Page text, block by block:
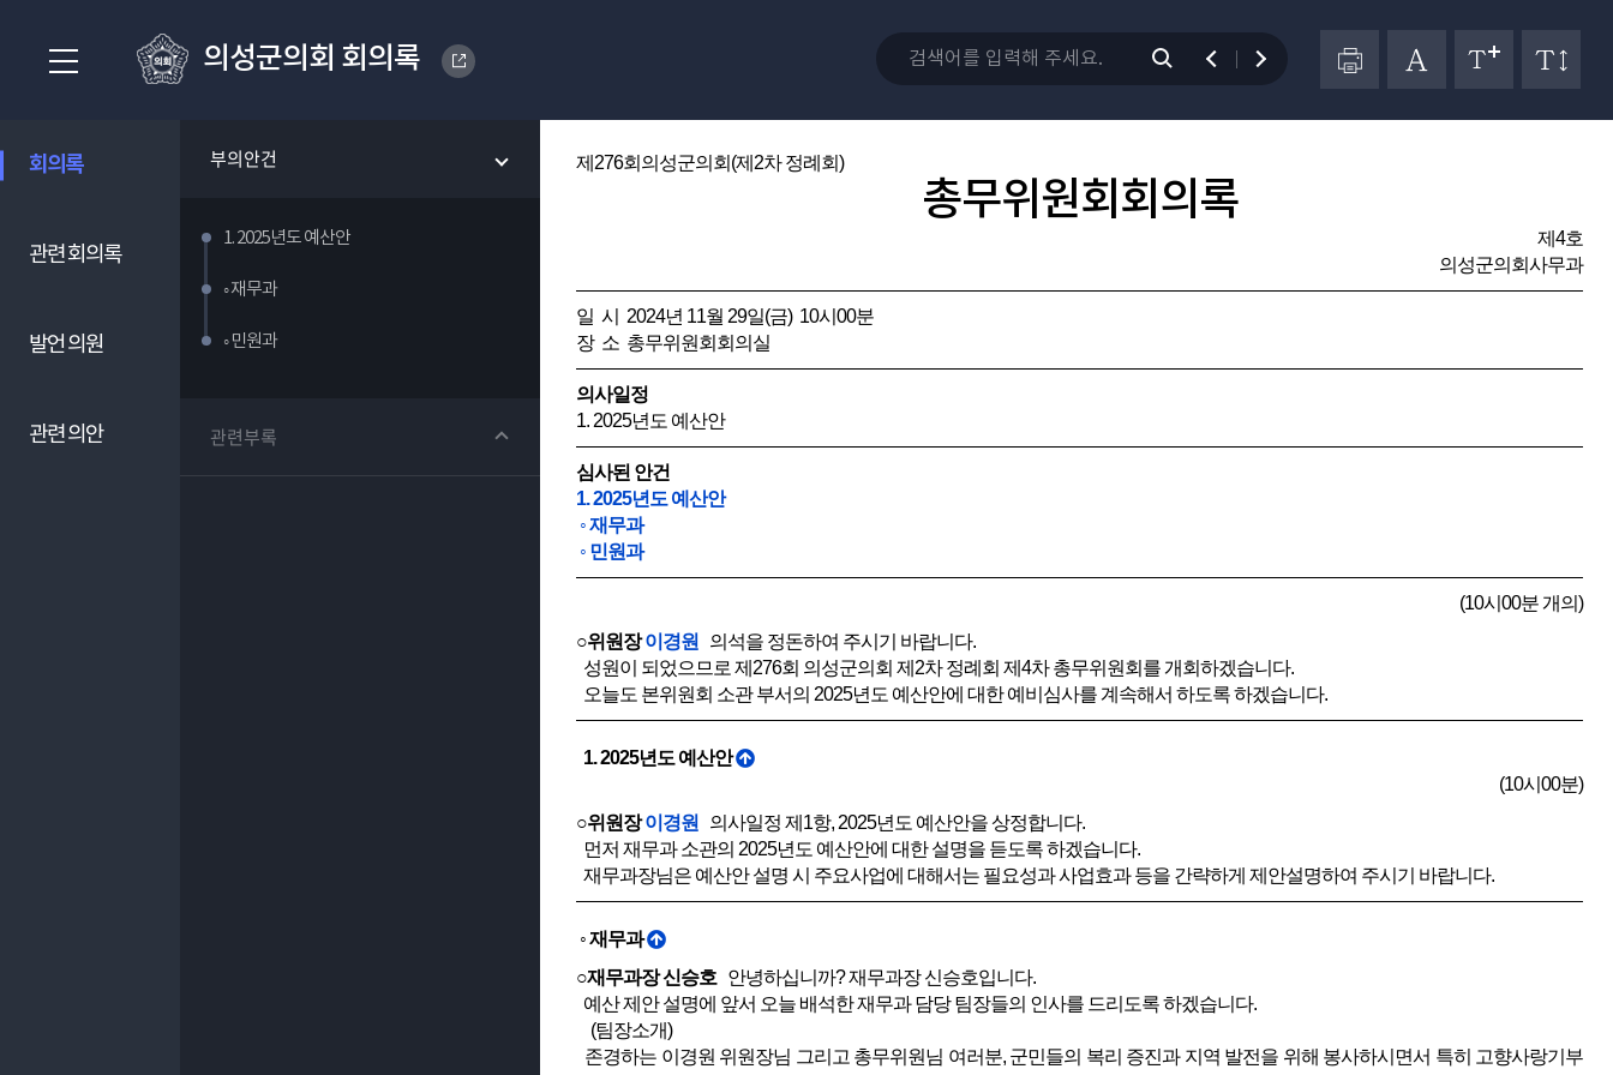
의성군의회 회의록
회의록 부의안건
1. 2025년도 예산안
◦ 재무과
◦ 민원과
관련부록
관련 회의록
발언 의원
관련 의안
제276회의성군의회(제2차 정례회)
총무위원회회의록
제4호
의성군의회사무과
일 시 2024년 11월 29일(금) 10시00분
장 소 총무위원회회의실
의사일정
1. 2025년도 예산안
심사된 안건
1. 2025년도 예산안
◦ 재무과
◦ 민원과
(10시00분 개의)
○위원장이경원
의석을 정돈하여 주시기 바랍니다.
성원이 되었으므로 제276회 의성군의회 제2차 정례회 제4차 총무위원회를 개회하겠습니다.
오늘도 본위원회 소관 부서의 2025년도 예산안에 대한 예비심사를 계속해서 하도록 하겠습니다.
1. 2025년도 예산안
(10시00분)
○위원장이경원
의사일정 제1항, 2025년도 예산안을 상정합니다.
먼저 재무과 소관의 2025년도 예산안에 대한 설명을 듣도록 하겠습니다.
재무과장님은 예산안 설명 시 주요사업에 대해서는 필요성과 사업효과 등을 간략하게 제안설명하여 주시기 바랍니다.
◦ 재무과
○재무과장 신승호 안녕하십니까? 재무과장 신승호입니다.
예산 제안 설명에 앞서 오늘 배석한 재무과 담당 팀장들의 인사를 드리도록 하겠습니다.
(팀장소개)
존경하는 이경원 위원장님 그리고 총무위원님 여러분, 군민들의 복리 증진과 지역 발전을 위해 봉사하시면서 특히 고향사랑기부